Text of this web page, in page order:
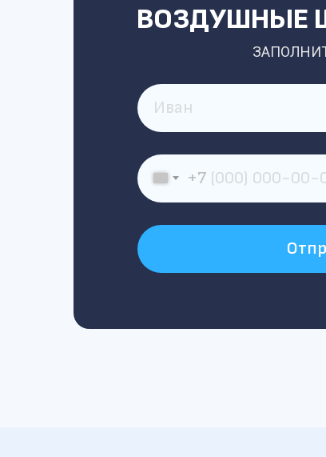
ВОЗДУШНЫЕ
+7